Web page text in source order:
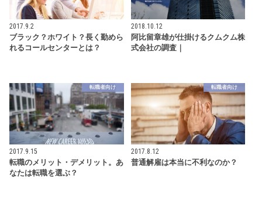
2017.9.2
ブラック？ホワイト？長く勤めら
れるコールセンターとは？
2018.10.12
阿比留章雄が仕掛けるクムクム株
式会社の調査｜
転職者向け
2017.9.15
転職のメリット・デメリット。あ
なたは転職を選ぶ？
転職者向け
2017.8.12
普通解雇は本当に不利なのか？